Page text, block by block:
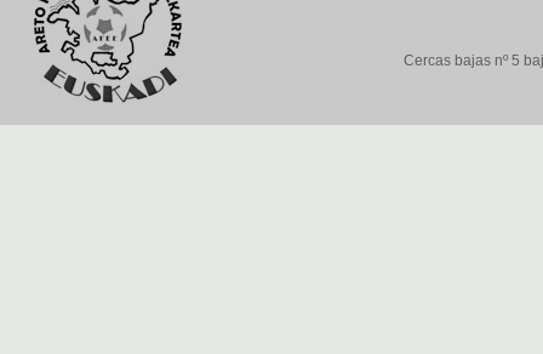
Cercas bajas nº 5